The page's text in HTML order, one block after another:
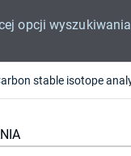
opcji wyszukiwania